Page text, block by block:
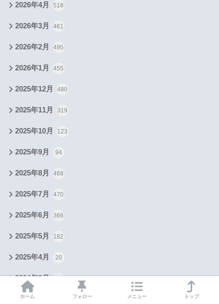
2026年4月 518
2026年3月 461
2026年2月 495
2026年1月 455
2025年12月 480
2025年11月 319
2025年10月 123
2025年9月 94
2025年8月 468
2025年7月 470
2025年6月 366
2025年5月 182
2025年4月 20
2024年9月 2
2024年6月
ホーム フォロー メニュー トップ